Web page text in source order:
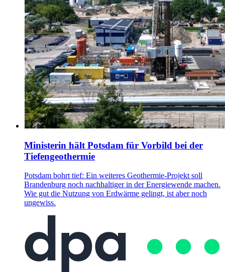
Ministerin hält Potsdam für Vorbild bei der
Tiefengeothermie
Potsdam bohrt tief: Ein weiteres Geothermie-Projekt soll
Brandenburg noch nachhaltiger in der Energiewende machen.
Wie gut die Nutzung von Erdwärme gelingt, ist aber noch
ungewiss.